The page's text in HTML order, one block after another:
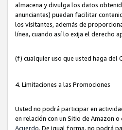
almacena y divulga los datos
anunciantes) puedan facilitar
los visitantes, además de
línea, cuando así lo exija el derecho
(f) cualquier uso que usted haga del
4. Limitaciones a las Promociones
Usted no podrá participar en
en relación con un Sitio de Amazon
Acuerdo. De igual forma, no podrá